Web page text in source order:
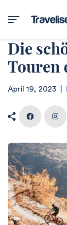
Die
Touren
April 19, 2023